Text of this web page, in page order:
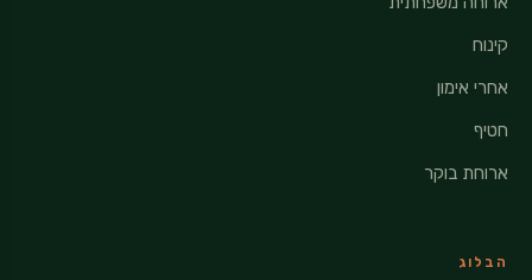
קינוח
אחרי אימון
חטיף
ארוחת בוקר
הבלוג